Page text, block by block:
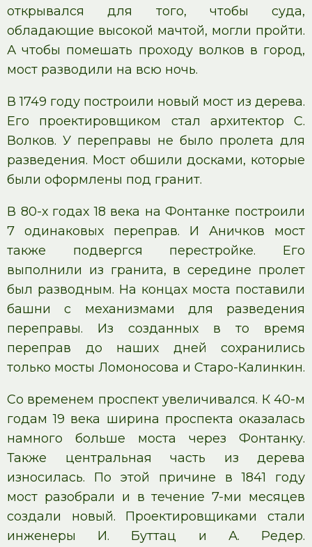
открывался для того, чтобы суда,
обладающие высокой мачтой, могли пройти.
А чтобы помешать проходу волков в город,
мост разводили на всю ночь.
В 1749 году построили новый мост из дерева.
Его проектировщиком стал архитектор С.
Волков. У переправы не было пролета для
разведения. Мост обшили досками, которые
были оформлены под гранит.
В 80-х годах 18 века на Фонтанке построили
7 одинаковых переправ. И Аничков мост
также подвергся перестройке. Его
выполнили из гранита, в середине пролет
был разводным. На концах моста поставили
башни с механизмами для разведения
переправы. Из созданных в то время
переправ до наших дней сохранились
только мосты Ломоносова и Старо-Калинкин.
Со временем проспект увеличивался. К 40-м
годам 19 века ширина проспекта оказалась
намного больше моста через Фонтанку.
Также центральная часть из дерева
износилась. По этой причине в 1841 году
мост разобрали и в течение 7-ми месяцев
создали новый. Проектировщиками стали
инженеры И. Буттац и А. Редер.